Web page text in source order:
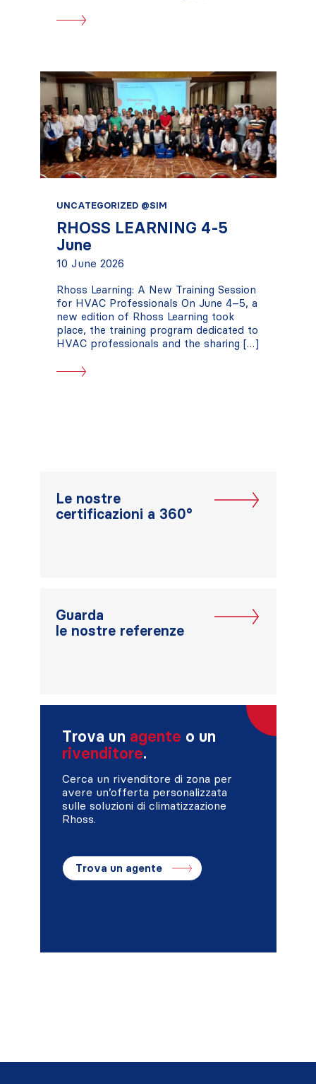
UNCATEGORIZED @SIM
RHOSS LEARNING 4-5
June
10 June 2026
Rhoss Learning: A New Training Session
for HVAC Professionals On June 4–5, a
new edition of Rhoss Learning took
place, the training program dedicated to
HVAC professionals and the sharing […]
Le nostre
certificazioni a 360°
Guarda
le nostre referenze
Trova un agente o un
rivenditore.
Cerca un rivenditore di zona per
avere un’offerta personalizzata
sulle soluzioni di climatizzazione
Rhoss.
Trova un agente